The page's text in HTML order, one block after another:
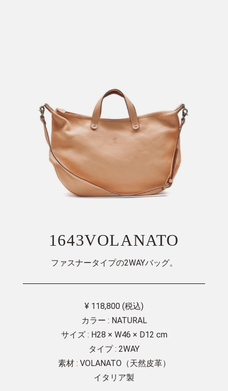
1643VOLANATO
ファスナータイプの2WAYバッグ。
¥ 118,800 (税込)
カラー : NATURAL
サイズ : H28 × W46 × D12 cm
タイプ : 2WAY
素材 : VOLANATO（天然皮革）
イタリア製